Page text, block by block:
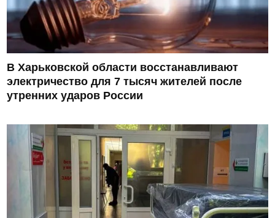
В Харьковской области восстанавливают
электричество для 7 тысяч жителей после
утренних ударов России